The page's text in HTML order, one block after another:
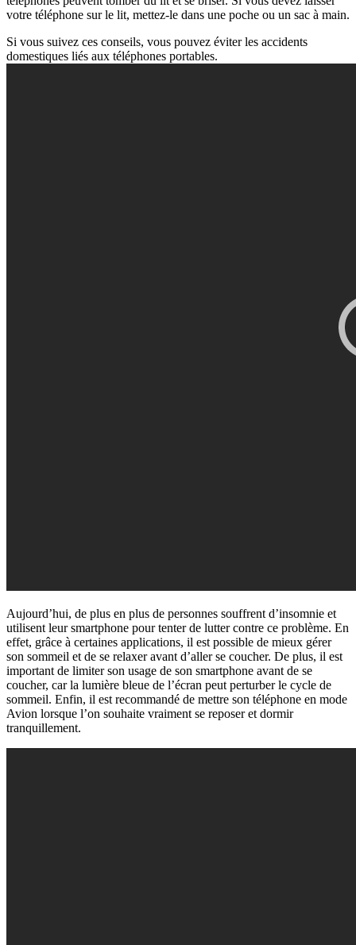
votre téléphone sur le lit, mettez-le dans une poche ou un sac à main.
Si vous suivez ces conseils, vous pouvez éviter les accidents
domestiques liés aux téléphones portables.
Aujourd’hui, de plus en plus de personnes souffrent d’insomnie et
utilisent leur smartphone pour tenter de lutter contre ce problème. En
effet, grâce à certaines applications, il est possible de mieux gérer
son sommeil et de se relaxer avant d’aller se coucher. De plus, il est
important de limiter son usage de son smartphone avant de se
coucher, car la lumière bleue de l’écran peut perturber le cycle de
sommeil. Enfin, il est recommandé de mettre son téléphone en mode
Avion lorsque l’on souhaite vraiment se reposer et dormir
tranquillement.